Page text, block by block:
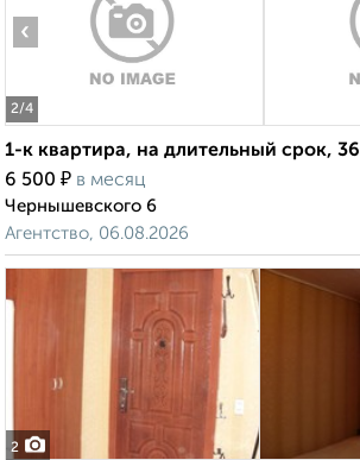
2/4
‹
1-к квартира, на длительный срок,
6 500 ₽ в месяц
Чернышевского 6
Агентство, 06.08.2026
2